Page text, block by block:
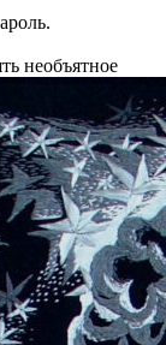
необъятное